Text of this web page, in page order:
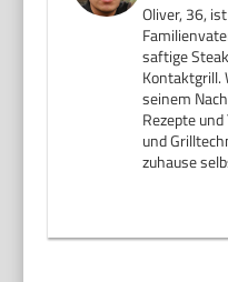
Oliver, 36,
saftige
Kontaktgrill.
seinem
Rezepte
und
zuhause